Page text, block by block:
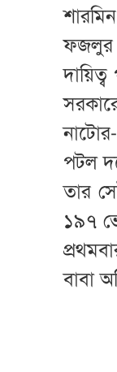
ফজলুর
পটল
তার
১৯৭
বাবা